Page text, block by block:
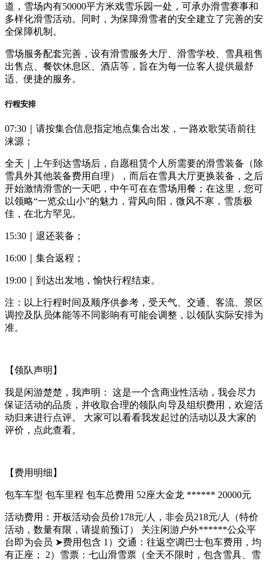
道，雪场内有50000平方米戏雪乐园一处，可承办滑雪赛事和
多样化滑雪活动。同时，为保障滑雪者的安全建立了完善的安
全保障机制。
雪场服务配套完善，设有滑雪服务大厅、滑雪学校、雪具租售
出售点、餐饮休息区、酒店等，旨在为每一位客人提供最舒
适、便捷的服务。
行程安排
07:30｜请按集合信息指定地点集合出发，一路欢歌笑语前往
涞源；
全天｜上午到达雪场后，自愿租赁个人所需要的滑雪装备（除
雪具外其他装备费用自理），而后在雪具大厅更换装备，之后
开始激情滑雪的一天吧，中午可在在雪场用餐；在这里，您可
以领略“一览众山小”的魅力，背风向阳，微风不寒，雪质极
佳，在北方罕见。
15:30｜退还装备；
16:00｜集合返程；
19:00｜到达出发地，愉快行程结束。
注：以上行程时间及顺序供参考，受天气、交通、客流、景区
调控及队员体能等不同影响有可能会调整，以领队实际安排为
准。
【领队声明】
我是闲游楚楚，我声明： 这是一个含商业性活动，我会尽力
保证活动的品质，并收取合理的领队向导及组织费用，欢迎活
动归来进行点评。 大家可以看看我发起过的活动以及大家的
评价，点此查看。
【费用明细】
包车车型 包车里程 包车总费用 52座大金龙 ****** 20000元
活动费用：开板活动会员价178元/人，非会员218元/人（特价
活动，数量有限，请提前预订） 关注闲游户外******公众平
台即为会员 ➤费用包含 1）交通：往返空调巴士包车费用，均
有正座； 2）雪票：七山滑雪票（全天不限时，包含雪具、雪